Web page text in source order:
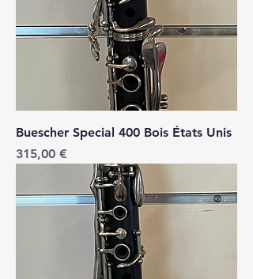
Buescher Special 400 Bois États Unis
Price
315,00 €